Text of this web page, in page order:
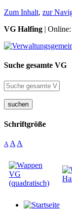
Zum Inhalt, zur
VG Halfing |
Suche gesamte VG
suchen
Schriftgröße
A A A